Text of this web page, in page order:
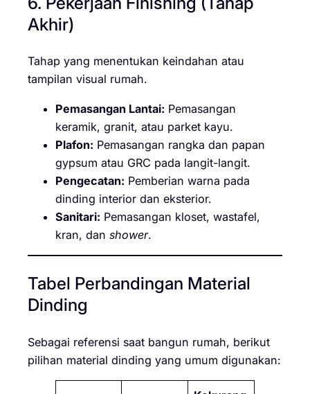
Akhir)
Tahap yang menentukan keindahan atau
tampilan visual rumah.
Pemasangan Lantai: Pemasangan
keramik, granit, atau parket kayu.
Plafon: Pemasangan rangka dan papan
gypsum atau GRC pada langit-langit.
Pengecatan: Pemberian warna pada
dinding interior dan eksterior.
Sanitari: Pemasangan kloset, wastafel,
kran, dan shower.
Tabel Perbandingan Material
Dinding
Sebagai referensi saat bangun rumah, berikut
pilihan material dinding yang umum digunakan: